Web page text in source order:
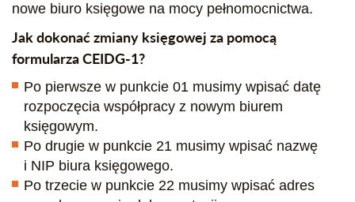
nowe biuro księgowe na mocy pełnomocnictwa.
Jak dokonać zmiany księgowej za pomocą
formularza CEIDG-1?
Po pierwsze w punkcie 01 musimy wpisać datę
rozpoczęcia współpracy z nowym biurem
księgowym.
Po drugie w punkcie 21 musimy wpisać nazwę
i NIP biura księgowego.
Po trzecie w punkcie 22 musimy wpisać adres